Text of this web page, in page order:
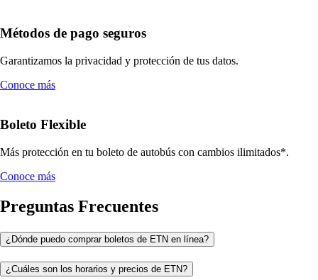
Métodos de pago seguros
Garantizamos la privacidad y protección de tus datos.
Conoce más
Boleto Flexible
Más protección en tu boleto de autobús con cambios ilimitados*.
Conoce más
Preguntas Frecuentes
¿Dónde puedo comprar boletos de ETN en línea?
¿Cuáles son los horarios y precios de ETN?